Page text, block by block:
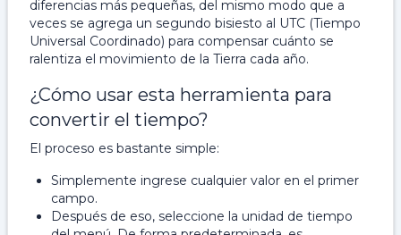
diferencias más pequeñas, del mismo modo que a
veces se agrega un segundo bisiesto al UTC (Tiempo
Universal Coordinado) para compensar cuánto se
ralentiza el movimiento de la Tierra cada año.
¿Cómo usar esta herramienta para
convertir el tiempo?
El proceso es bastante simple:
Simplemente ingrese cualquier valor en el primer
campo.
Después de eso, seleccione la unidad de tiempo